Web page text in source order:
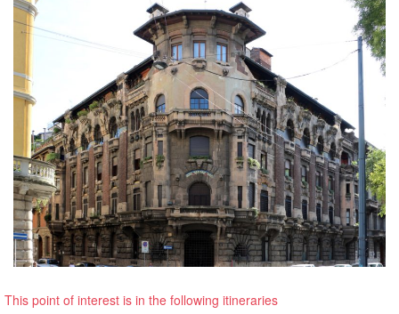
This point of interest is in the following itineraries